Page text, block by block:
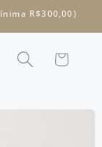
R$300,00)
Carrinho